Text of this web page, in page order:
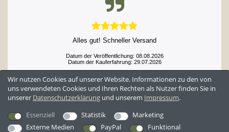
Alles gut! Schneller Versand
Datum der Veröffentlichung: 08.08.2026
Datum der Kauferfahrung: 29.07.2026
Wir nutzen Cookies auf unserer Website. Informationen zu den von
uns verwendeten Cookies und Ihren Rechten als Nutzer finden Sie in
unserer Daten­schutz­erklärung und unserem Impressum.
Essenziell
Statistik
Marketing
Externe Medien
PayPal Funktional